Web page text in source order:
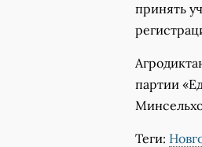
принять
партии
Теги: